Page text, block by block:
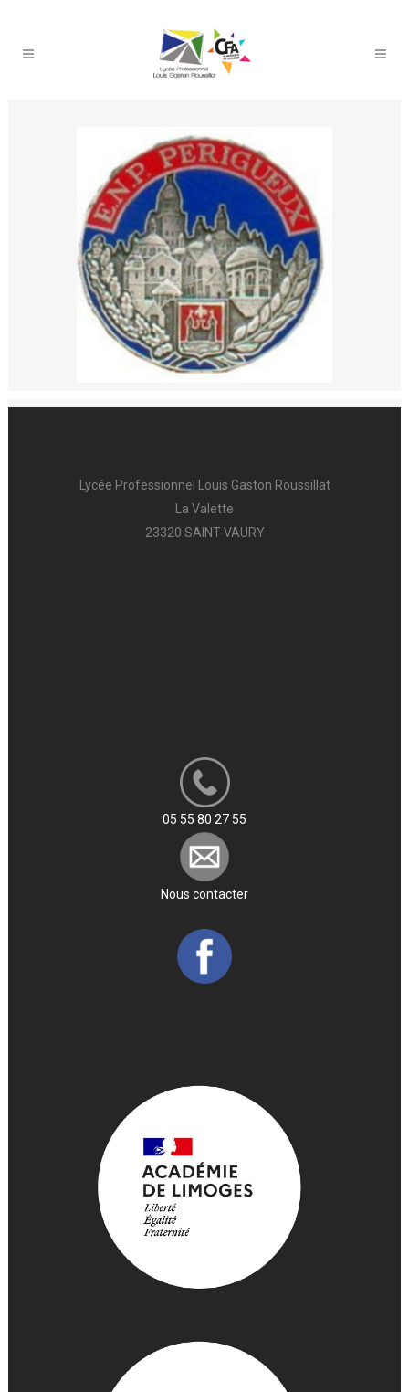
Lycée Professionnel Louis Gaston Roussillat
La Valette
23320 SAINT-VAURY
05 55 80 27 55
Nous contacter